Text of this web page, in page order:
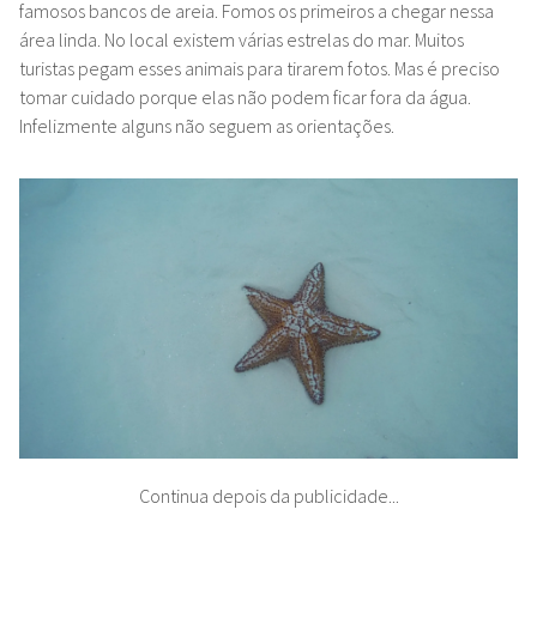
famosos bancos de areia. Fomos os primeiros a chegar nessa
área linda. No local existem várias estrelas do mar. Muitos
turistas pegam esses animais para tirarem fotos. Mas é preciso
tomar cuidado porque elas não podem ficar fora da água.
Infelizmente alguns não seguem as orientações.
Continua depois da publicidade...